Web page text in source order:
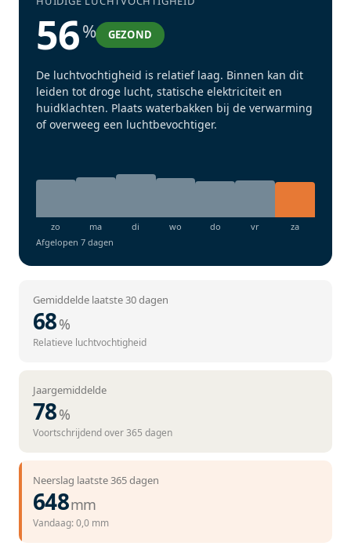
56% GEZOND
De luchtvochtigheid is relatief laag. Binnen kan dit
leiden tot droge lucht, statische elektriciteit en
huidklachten. Plaats waterbakken bij de verwarming
of overweeg een luchtbevochtiger.
Afgelopen 7 dagen
Gemiddelde laatste 30 dagen
68%
Relatieve luchtvochtigheid
Jaargemiddelde
78%
Voortschrijdend over 365 dagen
Neerslag laatste 365 dagen
648mm
Vandaag: 0,0 mm